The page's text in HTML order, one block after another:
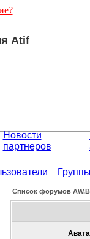
Atif
Новости
партнеров
Список форумов